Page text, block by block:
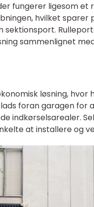
fungerer ligesom
hvilket
sektionsport.
sammenlignet
løsning,
foran garagen for
indkørselsarealer.
at installere og